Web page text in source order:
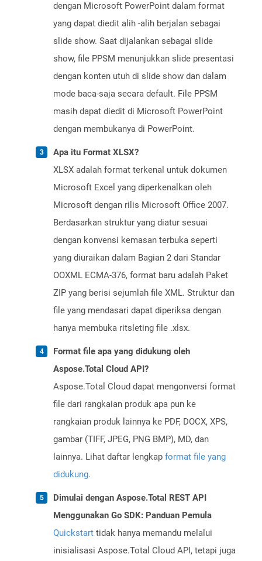
dengan Microsoft PowerPoint dalam format
yang dapat diedit alih -alih berjalan sebagai
slide show. Saat dijalankan sebagai slide
show, file PPSM menunjukkan slide presentasi
dengan konten utuh di slide show dan dalam
mode baca-saja secara default. File PPSM
masih dapat diedit di Microsoft PowerPoint
dengan membukanya di PowerPoint.
Apa itu Format XLSX?
XLSX adalah format terkenal untuk dokumen
Microsoft Excel yang diperkenalkan oleh
Microsoft dengan rilis Microsoft Office 2007.
Berdasarkan struktur yang diatur sesuai
dengan konvensi kemasan terbuka seperti
yang diuraikan dalam Bagian 2 dari Standar
OOXML ECMA-376, format baru adalah Paket
ZIP yang berisi sejumlah file XML. Struktur dan
file yang mendasari dapat diperiksa dengan
hanya membuka ritsleting file .xlsx.
Format file apa yang didukung oleh
Aspose.Total Cloud API?
Aspose.Total Cloud dapat mengonversi format
file dari rangkaian produk apa pun ke
rangkaian produk lainnya ke PDF, DOCX, XPS,
gambar (TIFF, JPEG, PNG BMP), MD, dan
lainnya. Lihat daftar lengkap format file yang
didukung.
Dimulai dengan Aspose.Total REST API
Menggunakan Go SDK: Panduan Pemula
Quickstart tidak hanya memandu melalui
inisialisasi Aspose.Total Cloud API, tetapi juga